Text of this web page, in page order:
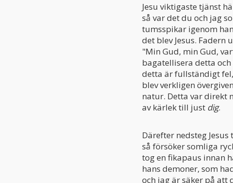
Jesu viktigaste tjänst
så var det du och jag
tumsspikar igenom
det blev Jesus.
"Min Gud, min Gud,
bagatellisera detta och
detta är fullständigt
blev verkligen
natur. Detta var direkt
av kärlek till just dig.
Därefter nedsteg
så försöker somliga
tog en fikapaus innan
hans demoner, som
och jag är säker på att